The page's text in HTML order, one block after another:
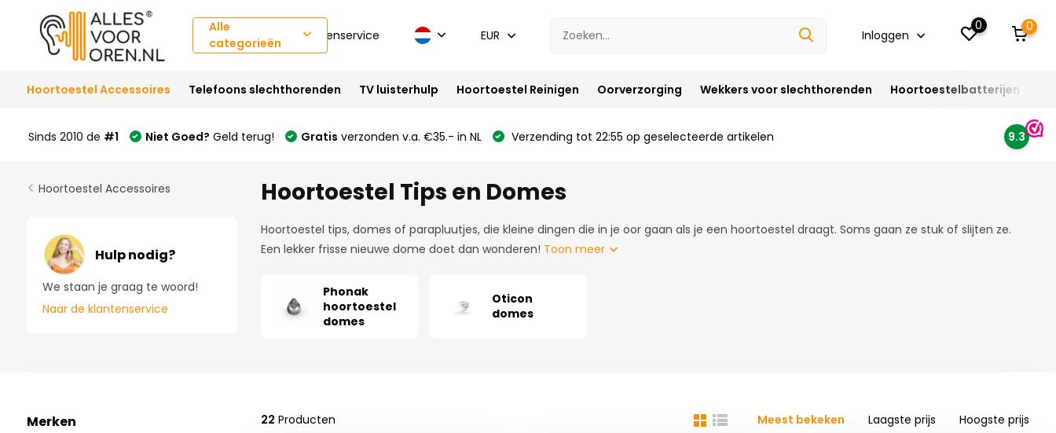
Alle
categorieën
Klantenservice EUR Inloggen
0 0
Hoortoestel Accessoires Telefoons slechthorenden TV luisterhulp Hoortoestel Reinigen Oorverzorging Wekkers voor slechthorenden Hoortoestelbatterijen
Sinds 2010 de #1 Niet Goed? Geld terug! Gratis verzonden v.a. €35.- in NL Verzending tot 22:55 op geselecteerde artikelen 9.3
Hoortoestel Accessoires
Hulp nodig?
We staan je graag te woord!
Naar de klantenservice
Hoortoestel Tips en Domes
Hoortoestel tips, domes of parapluutjes, die kleine dingen die in je oor gaan als je een hoortoestel draagt. Soms gaan ze stuk of slijten ze.
Een lekker frisse nieuwe dome doet dan wonderen! Toon meer
Phonak
hoortoestel
domes
Oticon
domes
Merken 22 Producten Meest bekeken Laagste prijs Hoogste prijs